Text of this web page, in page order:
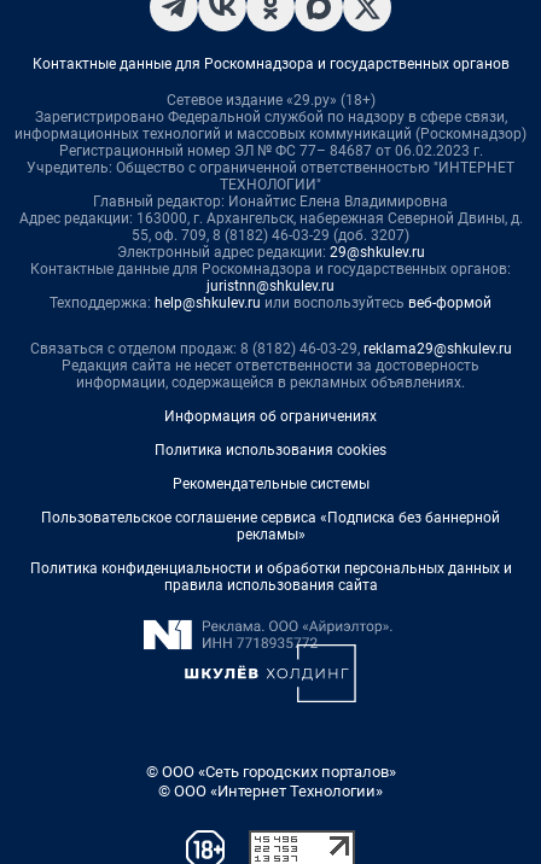
Контактные данные для Роскомнадзора и государственных органов
Сетевое издание «29.ру» (18+)
Зарегистрировано Федеральной службой по надзору в сфере связи,
информационных технологий и массовых коммуникаций (Роскомнадзор)
Регистрационный номер ЭЛ № ФС 77– 84687 от 06.02.2023 г.
Учредитель: Общество с ограниченной ответственностью "ИНТЕРНЕТ
ТЕХНОЛОГИИ"
Главный редактор: Ионайтис Елена Владимировна
Адрес редакции: 163000, г. Архангельск, набережная Северной Двины, д.
55, оф. 709, 8 (8182) 46-03-29 (доб. 3207)
Электронный адрес редакции: 29@shkulev.ru
Контактные данные для Роскомнадзора и государственных органов:
juristnn@shkulev.ru
Техподдержка: help@shkulev.ru или воспользуйтесь веб-формой
Связаться с отделом продаж: 8 (8182) 46-03-29, reklama29@shkulev.ru
Редакция сайта не несет ответственности за достоверность
информации, содержащейся в рекламных объявлениях.
Информация об ограничениях
Политика использования cookies
Рекомендательные системы
Пользовательское соглашение сервиса «Подписка без баннерной
рекламы»
Политика конфиденциальности и обработки персональных данных и
правила использования сайта
© ООО «Сеть городских порталов»
© ООО «Интернет Технологии»